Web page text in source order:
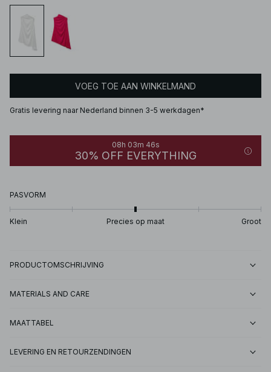
VOEG TOE AAN WINKELMAND
Gratis levering naar Nederland binnen 3-5 werkdagen*
08h 03m 46s
30% OFF EVERYTHING
PASVORM
Klein Precies op maat Groot
PRODUCTOMSCHRIJVING
MATERIALS AND CARE
MAATTABEL
LEVERING EN RETOURZENDINGEN